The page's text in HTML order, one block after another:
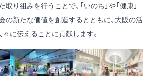
り組みを行うことで、「いのち」や「健康」
の新たな価値を創造するとともに、大阪の活
々に伝えることに貢献します。